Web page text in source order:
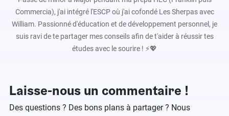
Commercia), j'ai intégré l'ESCP où j'ai cofondé Les Sherpas avec
William. Passionné d'éducation et de développement personnel, je
suis ravi de te partager mes conseils afin de t'aider à réussir tes
études avec le sourire ! ⚡️💖
Laisse-nous un commentaire !
Des questions ? Des bons plans à partager ? Nous